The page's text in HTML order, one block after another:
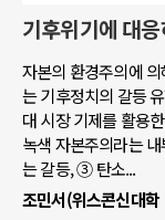
기후위기에 대
자본의 환경주의에
는 기후정치의 갈등
대 시장 기제를 활용
녹색 자본주의라는
는 갈등, ③ 탄소...
조민서(위스콘신대학